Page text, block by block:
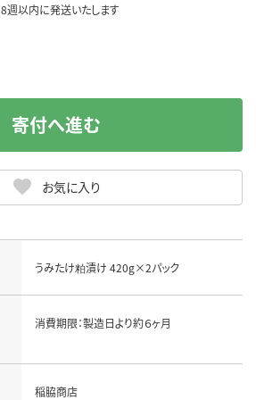
週以内に発送いたします
お気に入り
寄付へ進む
うみたけ粕漬け 420g×2パック
消費期限：製造日より約６ヶ月
稲脇商店